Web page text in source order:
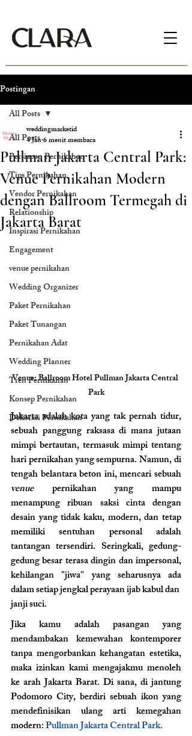
Postingan
All Posts
Persiapan Pernikahan
Tips Pernikahan
Vendor Pernikahan
Relationship
Inspirasi Pernikahan
Engagement
venue pernikahan
Wedding Organizer
Paket Pernikahan
Paket Tunangan
Pernikahan Adat
Wedding Planner
Tren Pernikahan
Konsep Pernikahan
Dekorasi Pernikahan
All Posts
Pullman Jakarta Central Park:
Venue Pernikahan Modern
dengan Ballroom Termegah di
Jakarta Barat
weddingmarketid
4 Jan6 menit membaca
Venue: Ballroom Hotel Pullman Jakarta Central
Park
Jakarta adalah kota yang tak pernah tidur,
sebuah panggung raksasa di mana jutaan
mimpi bertautan, termasuk mimpi tentang
hari pernikahan yang sempurna. Namun, di
venue pernikahan yang mampu
menampung ribuan saksi cinta dengan
desain yang tidak kaku, modern, dan tetap
memiliki sentuhan personal adalah
tantangan tersendiri. Seringkali, gedung-
gedung besar terasa dingin dan impersonal,
kehilangan "jiwa" yang seharusnya ada
dalam setiap jengkal perayaan ijab kabul dan
janji suci.
Jika kamu adalah pasangan yang
mendambakan kemewahan kontemporer
tanpa mengorbankan kehangatan estetika,
maka izinkan kami mengajakmu menoleh
ke arah Jakarta Barat. Di sana, di jantung
Podomoro City, berdiri sebuah ikon yang
mendefinisikan ulang arti kemegahan
modern: Pullman Jakarta Central Park.